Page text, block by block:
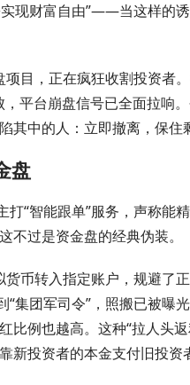
现财富自由”——当这样的
项目，正在疯狂收割投资者
平台崩盘信号已全面拉响
其中的人：立即撤离，保住
盘
“智能跟单”服务，声称能
过是资金盘的经典伪装。
币转入指定账户，规避了
集团军司令”，照搬已被曝
例也越高。这种“拉人头
投资者的本金支付旧投资者